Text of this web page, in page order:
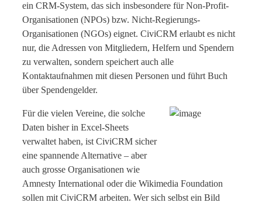
ein CRM-System, das sich insbesondere für Non-Profit-
Organisationen (NPOs) bzw. Nicht-Regierungs-
Organisationen (NGOs) eignet. CiviCRM erlaubt es nicht
nur, die Adressen von Mitgliedern, Helfern und Spendern
zu verwalten, sondern speichert auch alle
Kontaktaufnahmen mit diesen Personen und führt Buch
über Spendengelder.
Für die vielen Vereine, die solche
Daten bisher in Excel-Sheets
verwaltet haben, ist CiviCRM sicher
eine spannende Alternative – aber
auch grosse Organisationen wie
Amnesty International oder die Wikimedia Foundation
sollen mit CiviCRM arbeiten. Wer sich selbst ein Bild